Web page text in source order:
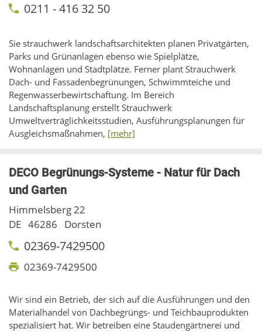
0211 - 416 32 50
Sie strauchwerk landschaftsarchitekten planen Privatgärten,
Parks und Grünanlagen ebenso wie Spielplätze,
Wohnanlagen und Stadtplätze. Ferner plant Strauchwerk
Dach- und Fassadenbegrünungen, Schwimmteiche und
Regenwasserbewirtschaftung. Im Bereich
Landschaftsplanung erstellt Strauchwerk
Umweltverträglichkeitsstudien, Ausführungsplanungen für
Ausgleichsmaßnahmen, [mehr]
DECO Begrünungs-Systeme - Natur für Dach
und Garten
Himmelsberg 22
DE 46286 Dorsten
02369-7429500
02369-7429500
Wir sind ein Betrieb, der sich auf die Ausführungen und den
Materialhandel von Dachbegrüngs- und Teichbauprodukten
spezialisiert hat. Wir betreiben eine Staudengärtnerei und